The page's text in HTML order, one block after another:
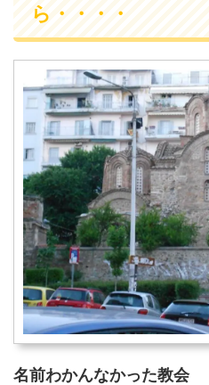
ら・・・・
名前わかんなかった教会